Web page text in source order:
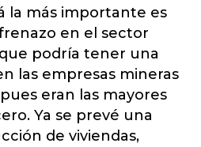
la más importante es
en el sector
podría tener una
las empresas mineras
eran las mayores
Ya se prevé una
de viviendas,